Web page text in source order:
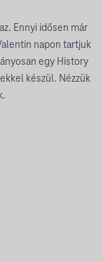
Ennyi idősen már
napon tartjuk
egy History
készül. Nézzük